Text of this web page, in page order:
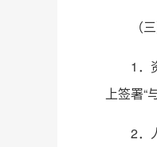
（
1．
上签署“
2．